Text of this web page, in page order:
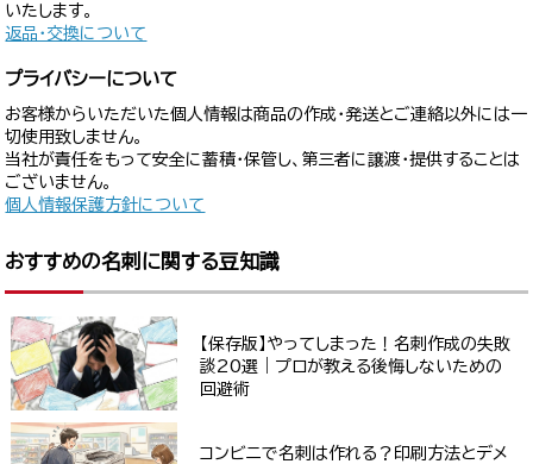
いたします。
返品・交換について
プライバシーについて
お客様からいただいた個人情報は商品の作成・発送とご連絡以外には一
切使用致しません。
当社が責任をもって安全に蓄積・保管し、第三者に譲渡・提供することは
ございません。
個人情報保護方針について
おすすめの名刺に関する豆知識
【保存版】やってしまった！名刺作成の失敗
談20選｜プロが教える後悔しないための
回避術
コンビニで名刺は作れる？印刷方法とデメ